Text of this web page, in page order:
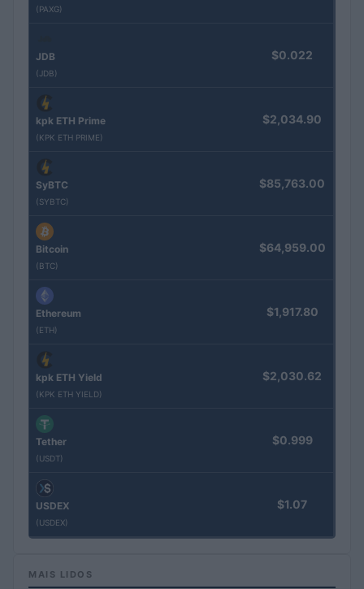
(PAXG)
JDB
(JDB)
$0.022
kpk ETH Prime
(KPK ETH PRIME)
$2,034.90
SyBTC
(SYBTC)
$85,763.00
Bitcoin
(BTC)
$64,959.00
Ethereum
(ETH)
$1,917.80
kpk ETH Yield
(KPK ETH YIELD)
$2,030.62
Tether
(USDT)
$0.999
USDEX
(USDEX)
$1.07
MAIS LIDOS